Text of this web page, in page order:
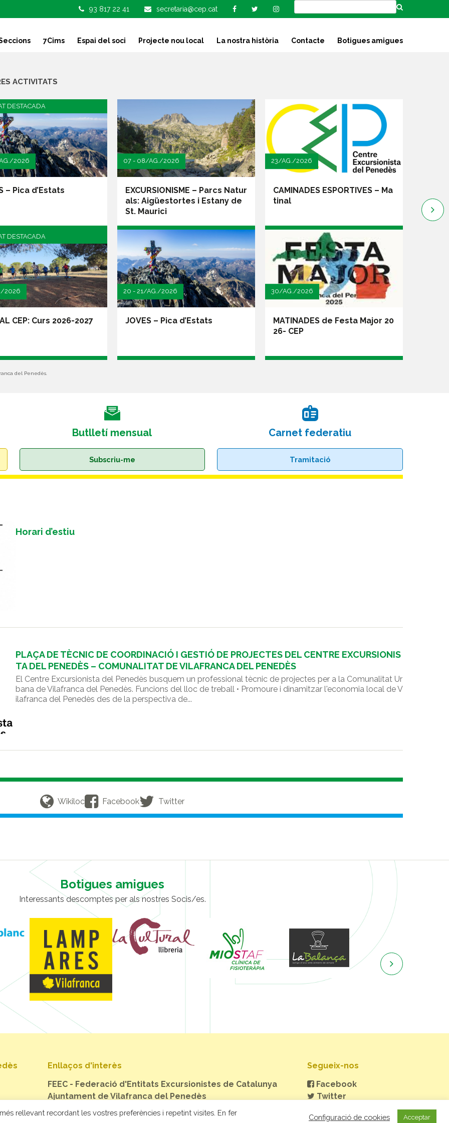
93 817 22 41 secretaria@cep.cat
7Cims Espai del soci Projecte nou local La nostra història Contacte Botigues amigues
ACTIVITATS
DESTACADA
2026
– Pica d’Estats
DESTACADA
2026
CEP: Curs 2026-2027
07 - 08/AG./2026
EXCURSIONISME – Parcs Natur
als: Aigüestortes i Estany de
20 - 21/AG./2026
JOVES – Pica d’Estats
23/AG./2026
CAMINADES ESPORTIVES – Ma
tinal
30/AG./2026
MATINADES de Festa Major 20
08/SET./2026
IOGA AL CEP: Curs 2026-2027
10 - 13/SET./2026
CAMINADES ESPORTIVES – Vol

del Penedès.
Butlletí mensual
Subscriu-me
Carnet federatiu
Tramitació
Horari d’estiu
PLAÇA DE TÈCNIC DE COORDINACIÓ I GESTIÓ DE PROJECTES DEL CENTRE EXCURSIONIS
TA DEL PENEDÈS – COMUNALITAT DE VILAFRANCA DEL PENEDÈS
El Centre Excursionista del Penedès busquem un professional tècnic de projectes per a la Comunalitat Ur
bana de Vilafranca del Penedès. Funcions del lloc de treball • Promoure i dinamitzar l'economia local de V
ilafranca del Penedès des de la perspectiva de...
Wikiloc Facebook Twitter
Botigues amigues
Interessants descomptes per als nostres Socis/es.

Enllaços d'interès
FEEC - Federació d'Entitats Excursionistes de Catalunya
Ajuntament de Vilafranca del Penedès
Segueix-nos
Facebook
Twitter
rellevant recordant les vostres preferències i repetint visites. En fer
Configuració de cookies Acceptar